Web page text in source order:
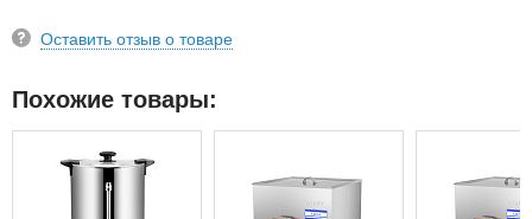
Оставить отзыв о товаре
Похожие товары: